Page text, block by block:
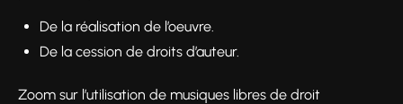
De la réalisation de l’oeuvre.
De la cession de droits d’auteur.
Zoom sur l’utilisation de musiques libres de droit